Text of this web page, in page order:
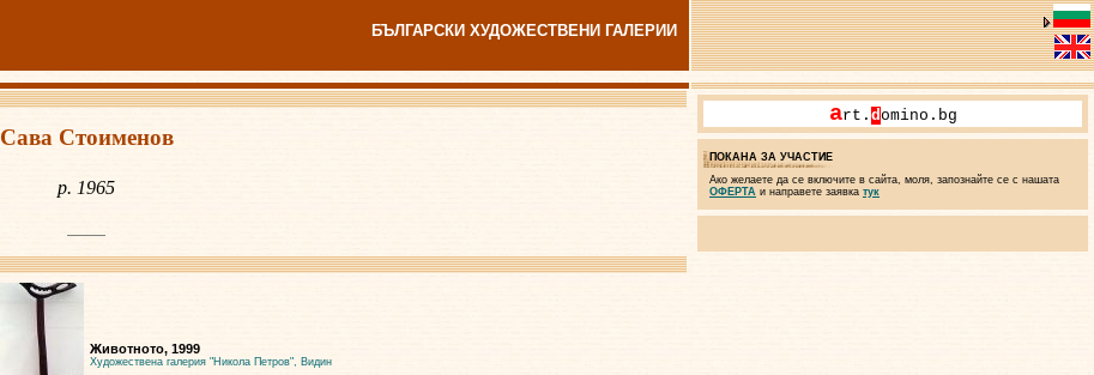
БЪЛГАРСКИ ХУДОЖЕСТВЕНИ ГАЛЕРИИ
Сава Стоименов
р. 1965
Животното, 1999
Художествена галерия "Никола Петров", Видин
art. domino.bg
ПОКАНА ЗА УЧАСТИЕ
Ако желаете да се включите в сайта, моля, запознайте се с нашата
ОФЕРТА и направете заявка тук